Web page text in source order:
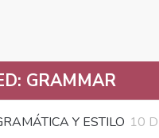
GRAMMAR
Y ESTILO 10